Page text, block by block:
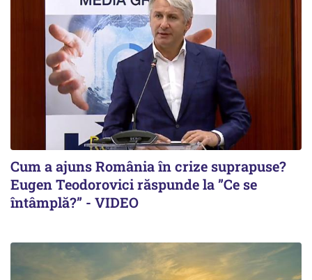
Cum a ajuns România în crize suprapuse?
Eugen Teodorovici răspunde la ”Ce se
întâmplă?” - VIDEO